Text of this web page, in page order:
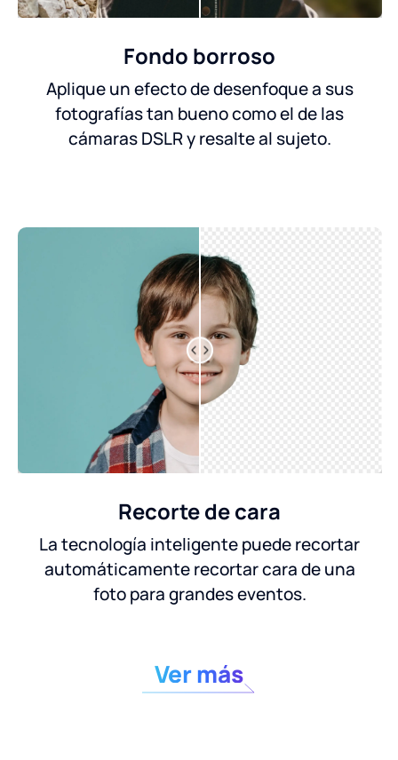
Fondo borroso
Aplique un efecto de desenfoque a sus
fotografías tan bueno como el de las
cámaras DSLR y resalte al sujeto.
Recorte de cara
La tecnología inteligente puede recortar
automáticamente recortar cara de una
foto para grandes eventos.
Ver más